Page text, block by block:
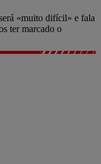
«muito difícil» e fala
ter marcado o